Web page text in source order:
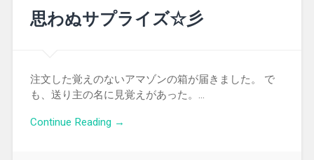
思わぬサプライズ☆彡
注文した覚えのないアマゾンの箱が届きました。 で
も、送り主の名に見覚えがあった。…
Continue Reading →